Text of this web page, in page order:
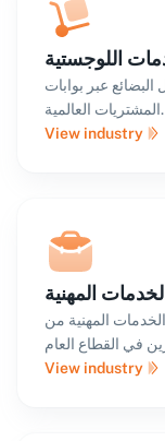
اللوجستية
عبر بوابات
المشتريات العالمية.
View industry
المهنية
المهنية من
View industry